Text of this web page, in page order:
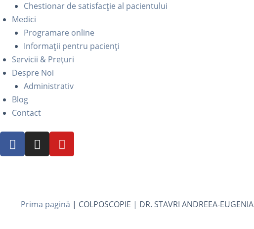
Chestionar de satisfacție al pacientului
Medici
Programare online
Informații pentru pacienți
Servicii & Prețuri
Despre Noi
Administrativ
Blog
Contact
Prima pagină | COLPOSCOPIE | DR. STAVRI ANDREEA-EUGENIA